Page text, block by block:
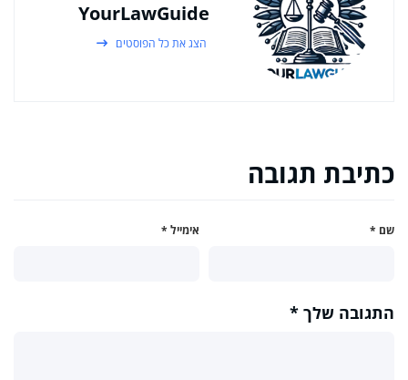
YourLawGuide
הצג את כל הפוסטים
כתיבת תגובה
שם * אימייל *
התגובה שלך *